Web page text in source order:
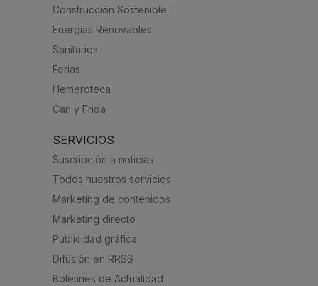
Construcción Sostenible
Energías Renovables
Sanitarios
Ferias
Hemeroteca
Carl y Frida
SERVICIOS
Suscripción a noticias
Todos nuestros servicios
Marketing de contenidos
Marketing directo
Publicidad gráfica
Difusión en RRSS
Boletines de Actualidad